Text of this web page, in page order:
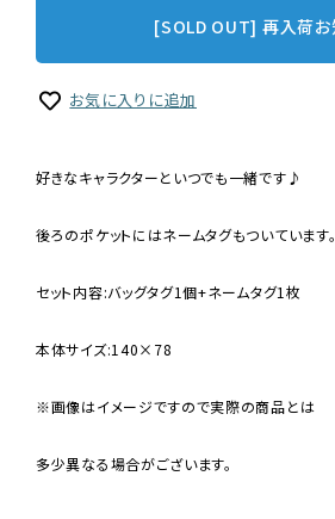
[SOLD OUT] 再入荷お
お気に入りに追加
好きなキャラクターといつでも一緒です♪
後ろのポケットにはネームタグもついています。
セット内容:バッグタグ1個+ネームタグ1枚
本体サイズ:140×78
※画像はイメージですので実際の商品とは
多少異なる場合がございます。